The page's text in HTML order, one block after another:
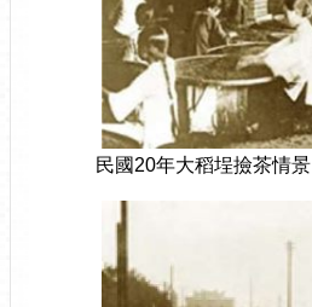
民國20年大稻埕撿茶情景